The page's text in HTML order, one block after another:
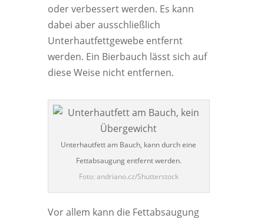
oder verbessert werden. Es kann
dabei aber ausschließlich
Unterhautfettgewebe entfernt
werden. Ein Bierbauch lässt sich auf
diese Weise nicht entfernen.
Unterhautfett am Bauch, kann durch eine
Fettabsaugung entfernt werden.
Foto: andriano.cz/Shutterstock
Vor allem kann die Fettabsaugung